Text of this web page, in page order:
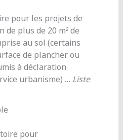
pour les projets de
de plus de 20 m² de
au sol (certains
de plancher ou
à déclaration
urbanisme) … Liste
pour